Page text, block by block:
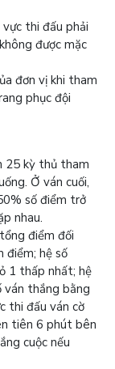
thi đấu phải
được mặc
đơn vị khi tham
phục đội
25 kỳ thủ tham
Ở ván cuối,
số điểm trở
nhau.
điểm đối
điểm; hệ số
1 thấp nhất; hệ
ván thắng bằng
thi đấu ván cờ
tiên 6 phút bên
cuộc nếu